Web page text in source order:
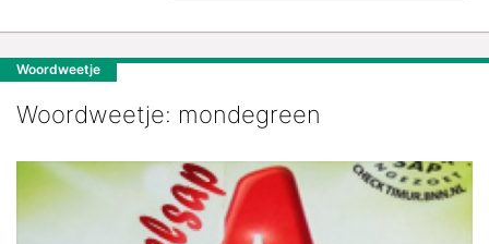
Woordweetje
Woordweetje: mondegreen